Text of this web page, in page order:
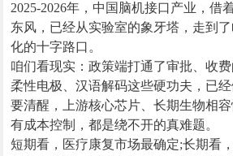
2025-2026年，中国脑机接口产业，借
东风，已经从实验室的象牙塔，走到
化的十字路口。
咱们看现实：政策端打通了审批、收费
柔性电极、汉语解码这些硬功夫，已
要清醒，上游核心芯片、长期生物相
有成本控制，都是绕不开的真难题。
短期看，医疗康复市场最确定;长期看